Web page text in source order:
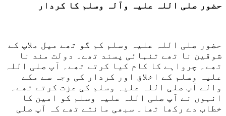
حضور صلی اللہ علیہ وآلہ وسلم کا کردار
حضور صلی اللہ علیہ وسلم کم گو تھے میل ملاپ کے
شوقین نا تھے تنہائی پسند تھے۔ دولت مند نا
تھے۔ چرواہے کا کام کیا کرتے تھے۔ آپ صلی اللہ
علیہ وسلم کے اخلاق اور کردار کی وجہ سے مکے
والے آپ صلی اللہ علیہ وسلم کی عزت کرتے تھے۔
انہوں نے آپ صلی اللہ علیہ وسلم کو امین کا
خطاب دے رکھا تھا۔ سبھی مانتے تھے کہ آپ صلی